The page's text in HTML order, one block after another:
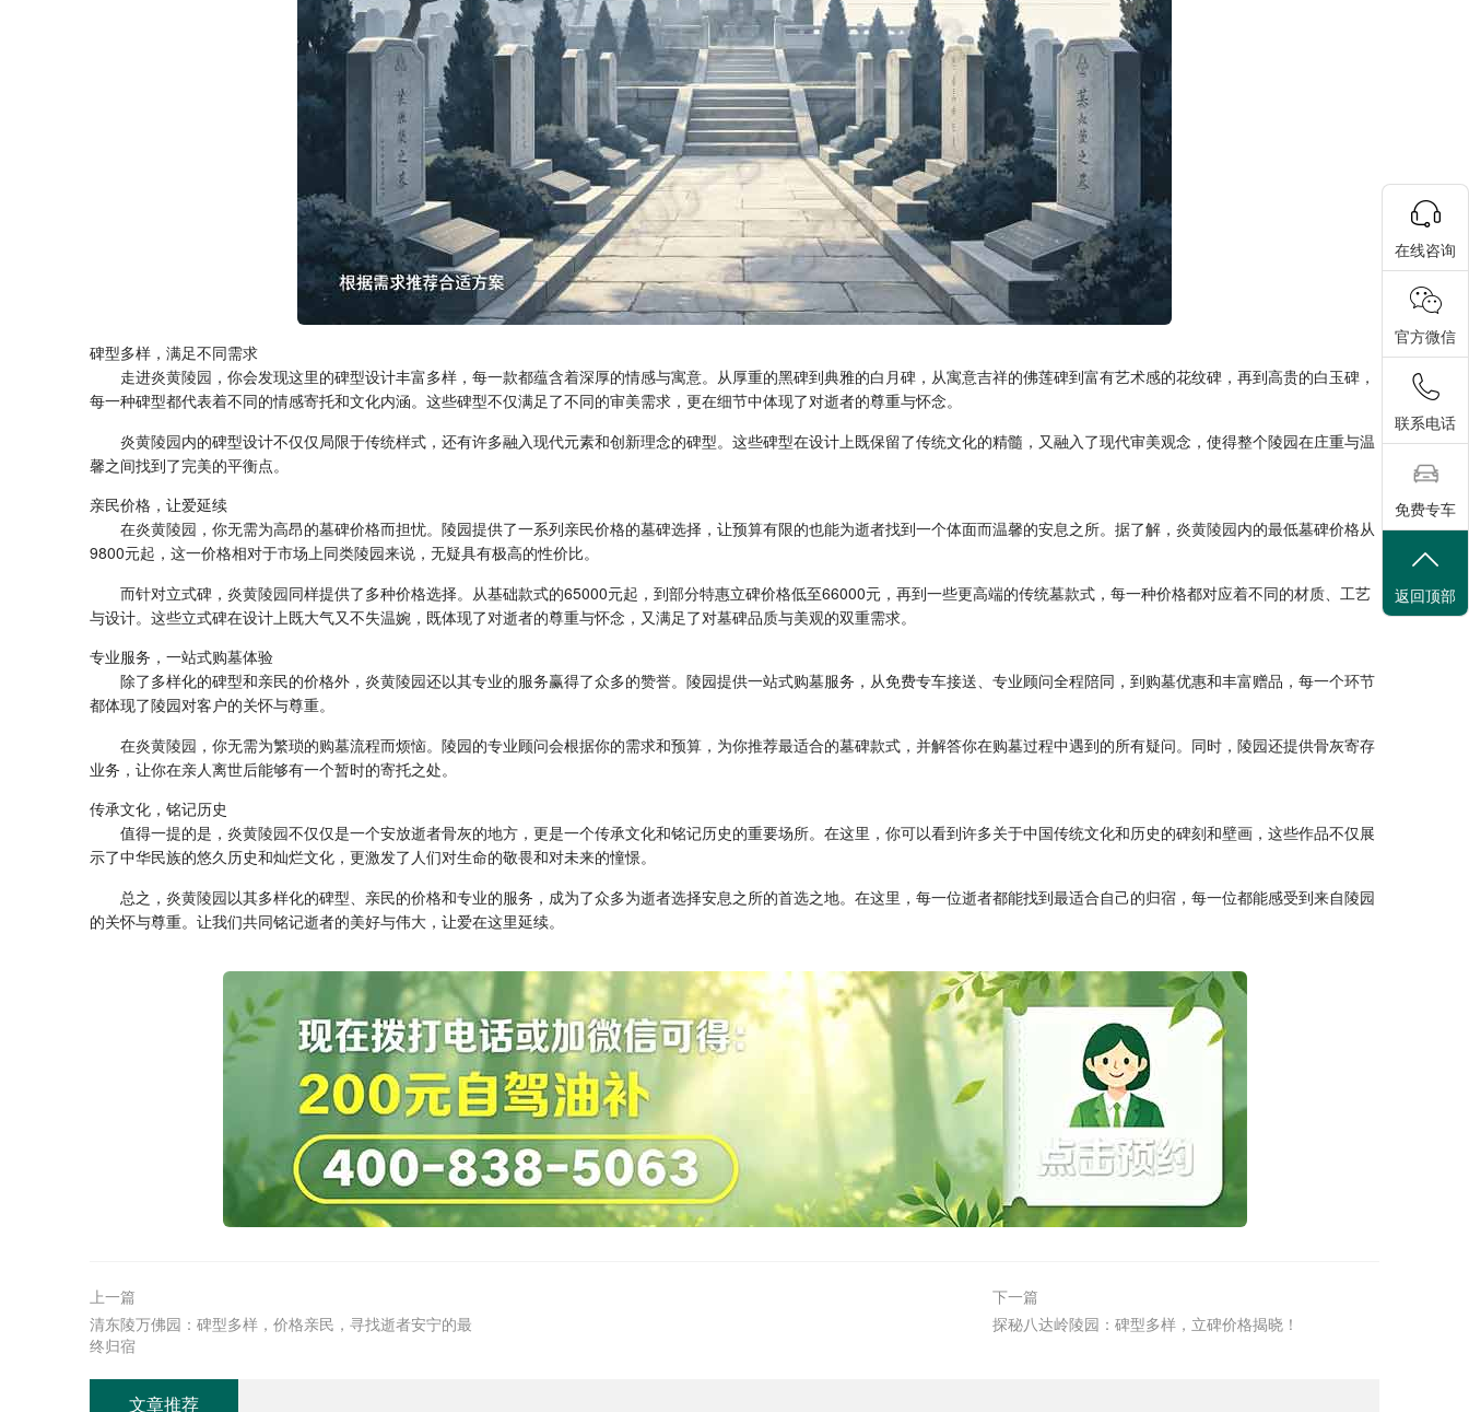
碑型多样，满足不同需求
走进炎黄陵园 ，你会发现这里的碑型设计丰富多样，每一款都蕴含着深厚的情感与寓意。从厚重的黑碑到典雅的白月碑，从寓意吉祥的佛莲碑到富有艺术感的花纹碑，再到高贵的白玉碑，
每一种碑型都代表着不同的情感寄托和文化内涵。这些碑型不仅满足了不同的审美需求，更在细节中体现了对逝者的尊重与怀念。
炎黄陵园内的碑型设计不仅仅局限于传统样式，还有许多融入现代元素和创新理念的碑型。这些碑型在设计上既保留了传统文化的精髓，又融入了现代审美观念，使得整个陵园在庄重与温
馨之间找到了完美的平衡点。
亲民价格，让爱延续
在炎黄陵园 ，你无需为高昂的墓碑价格而担忧。陵园提供了一系列亲民价格的墓碑选择，让预算有限的也能为逝者找到一个体面而温馨的安息之所。据了解， 炎黄陵园内的最低墓碑价格从
9800元起，这一价格相对于市场上同类陵园来说，无疑具有极高的性价比。
而针对立式碑， 炎黄陵园同样提供了多种价格选择。从基础款式的65000元起，到部分特惠立碑价格低至66000元，再到一些更高端的传统墓款式，每一种价格都对应着不同的材质、工艺
与设计。这些立式碑在设计上既大气又不失温婉，既体现了对逝者的尊重与怀念，又满足了对墓碑品质与美观的双重需求。
专业服务，一站式购墓体验
除了多样化的碑型和亲民的价格外， 炎黄陵园还以其专业的服务赢得了众多的赞誉。陵园提供一站式购墓服务，从免费专车接送、专业顾问全程陪同，到购墓优惠和丰富赠品，每一个环节
都体现了陵园对客户的关怀与尊重。
在炎黄陵园 ，你无需为繁琐的购墓流程而烦恼。陵园的专业顾问会根据你的需求和预算，为你推荐最适合的墓碑款式，并解答你在购墓过程中遇到的所有疑问。同时，陵园还提供骨灰寄存
业务，让你在亲人离世后能够有一个暂时的寄托之处。
传承文化，铭记历史
值得一提的是， 炎黄陵园不仅仅是一个安放逝者骨灰的地方，更是一个传承文化和铭记历史的重要场所。在这里，你可以看到许多关于中国传统文化和历史的碑刻和壁画，这些作品不仅展
示了中华民族的悠久历史和灿烂文化，更激发了人们对生命的敬畏和对未来的憧憬。
总之， 炎黄陵园以其多样化的碑型、亲民的价格和专业的服务，成为了众多为逝者选择安息之所的首选之地。在这里，每一位逝者都能找到最适合自己的归宿，每一位都能感受到来自陵园
的关怀与尊重。让我们共同铭记逝者的美好与伟大，让爱在这里延续。
上一篇
清东陵万佛园：碑型多样，价格亲民，寻找逝者安宁的最
终归宿
下一篇
探秘八达岭陵园：碑型多样，立碑价格揭晓！
文章推荐
在线咨询
官方微信
联系电话
免费专车
返回顶部